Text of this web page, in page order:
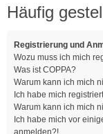
Häufig
Registrierung und
Wozu muss ich mich
Was ist COPPA?
Warum kann ich mich
Ich habe mich
Warum kann ich mich
Ich habe mich vor
anmelden?!